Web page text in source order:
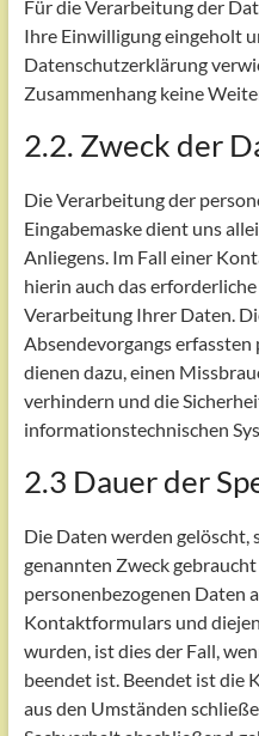
Für die Verarbeitung der
Ihre Einwilligung eingeholt
Datenschutzerklärung
Zusammenhang keine
2.2. Zweck der
Die Verarbeitung der
Eingabemaske dient uns
Anliegens. Im Fall einer
hierin auch das
Verarbeitung Ihrer Daten.
Absendevorgangs
dienen dazu, einen
verhindern und die
informationstechnischen
2.3 Dauer der
Die Daten werden gelöscht,
genannten Zweck
personenbezogenen Daten
Kontaktformulars und
wurden, ist dies der Fall,
beendet ist. Beendet ist die
aus den Umständen